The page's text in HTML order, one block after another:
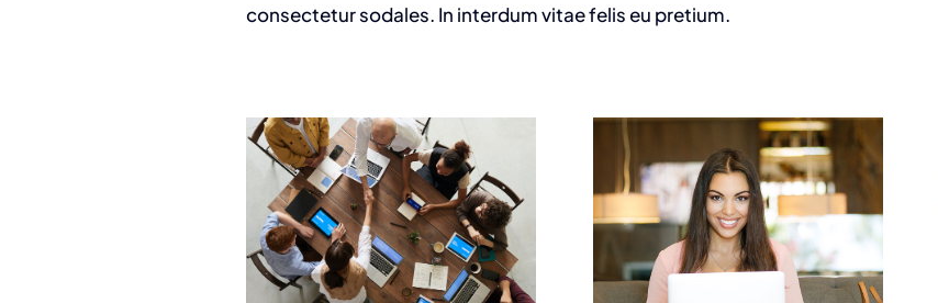
consectetur sodales. In interdum vitae felis eu pretium.